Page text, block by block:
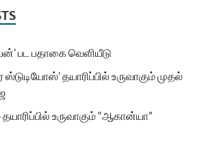
பட பதாகை வெளியீடு
ஸ்டுடியோஸ்’ தயாரிப்பில் உருவாகும் முதல்
உருவாகும் “ஆகான்யா”